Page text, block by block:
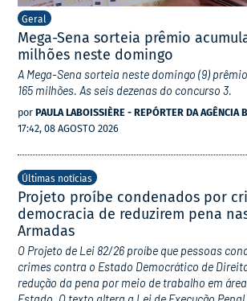
Geral
Mega-Sena sorteia prêmio
milhões neste domingo
A Mega-Sena sorteia neste domingo (9)
165 milhões. As seis dezenas do concurso 3.
por PAULA LABOISSIÈRE - REPÓRTER DA AGÊNCIA
17:42, 08 AGOSTO 2026
Últimas notícias
Projeto proíbe condenados por
democracia de reduzirem pena
Armadas
O Projeto de Lei 82/26 proíbe que pessoas
crimes contra o Estado Democrático de
redução da pena por meio de trabalho em